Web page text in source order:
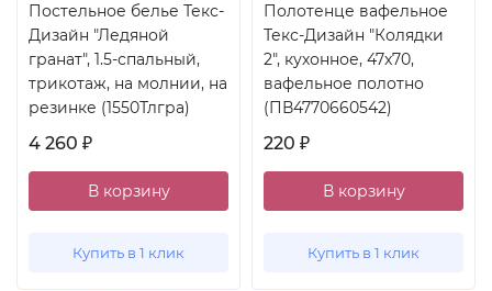
Постельное белье Текс-
Дизайн "Ледяной
гранат", 1.5-спальный,
трикотаж, на молнии, на
резинке (1550Тлгра)
4 260 ₽
В корзину
Купить в 1 клик
Полотенце вафельное
Текс-Дизайн "Колядки
2", кухонное, 47x70,
вафельное полотно
(ПВ4770660542)
220 ₽
В корзину
Купить в 1 клик